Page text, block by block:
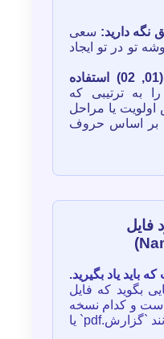
دارید: سعی
۳ یا ۴ لایه پوشه تو در تو ایجاد
از پیشوندهای عددی (01, 02) استفاده
به ترتیبی که
اولویت یا مراحل
بر اساس حروف
فایل
باید یاد بگیرید.
بگوید که فایل
و کدام نسخه
است. از نام‌های مبهم مانند `گزارش.pdf` یا